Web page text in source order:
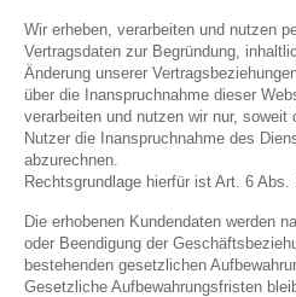
Wir erheben, verarbeiten und nutzen
Vertragsdaten zur Begründung,
Änderung unserer
über die Inanspruchnahme dieser
verarbeiten und nutzen wir nur,
Nutzer die Inanspruchnahme des
abzurechnen.
Rechtsgrundlage hierfür ist Art. 6
Die erhobenen Kundendaten werden
oder Beendigung der
bestehenden gesetzlichen
Gesetzliche Aufbewahrungsfristen